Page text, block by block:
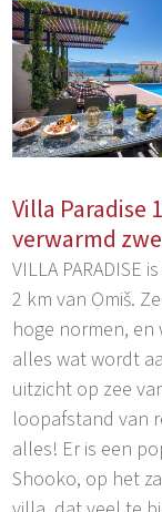
Villa Paradise
verwarmd
VILLA
2 km van Omiš.
hoge normen,
alles wat wordt
uitzicht op zee
loopafstand van
alles! Er is een
Shooko, op het